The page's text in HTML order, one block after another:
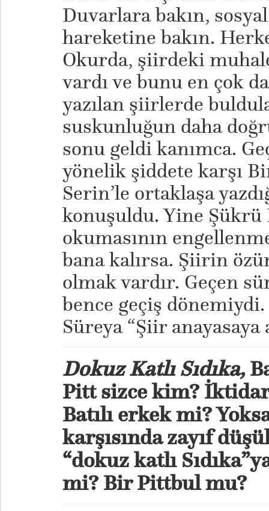
Duvarlara bakın,
hareketine bakın.
Okurda, şiirdeki
vardı ve bunu en çok
yazılan şiirlerde
suskunluğun daha
sonu geldi kanımca.
yönelik şiddete karşı
Serin’le ortaklaşa
konuşuldu. Yine Şükrü
okumasının
bana kalırsa. Şiirin
olmak vardır. Geçen
bence geçiş
Süreya “Şiir anayasaya
Dokuz Katlı Sıdıka,
Pitt sizce kim?
Batılı erkek mi?
karşısında zayıf
“dokuz katlı
mi? Bir Pittbul mu?